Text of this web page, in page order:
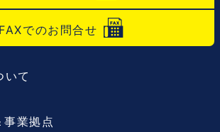
FAXでのお問合せ
いて
業拠点